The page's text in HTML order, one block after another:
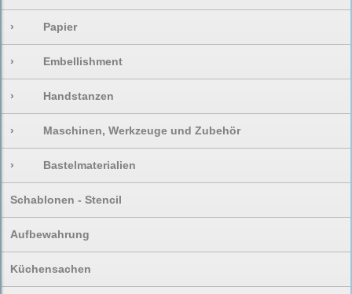
› Papier
› Embellishment
› Handstanzen
› Maschinen, Werkzeuge und Zubehör
› Bastelmaterialien
Schablonen - Stencil
Aufbewahrung
Küchensachen